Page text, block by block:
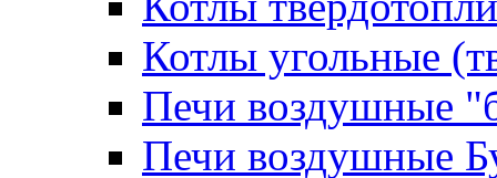
Котлы угольные
Печи воздушные
Печи воздушные